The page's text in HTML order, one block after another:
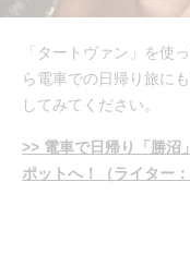
「タートヴァン」を使
ら電車での日帰り旅に
してみてください。
>> 電車で日帰り「勝沼
ポットへ！（ライター：